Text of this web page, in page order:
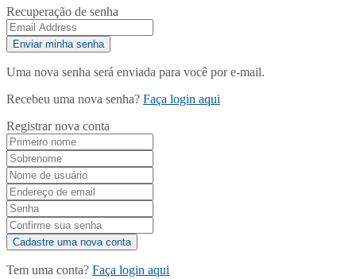
Recuperação de senha
Uma nova senha será enviada para você por e-mail.
Recebeu uma nova senha? Faça login aqui
Registrar nova conta
Tem uma conta? Faça login aqui